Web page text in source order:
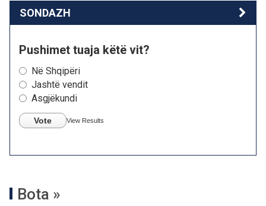
SONDAZH
Pushimet tuaja këtë vit?
Në Shqipëri
Jashtë vendit
Asgjëkundi
Vote View Results
Bota »